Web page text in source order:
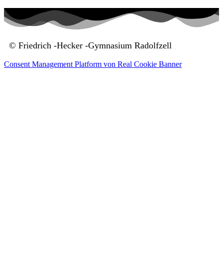
© Friedrich -Hecker -Gymnasium Radolfzell
Consent Management Platform von Real Cookie Banner